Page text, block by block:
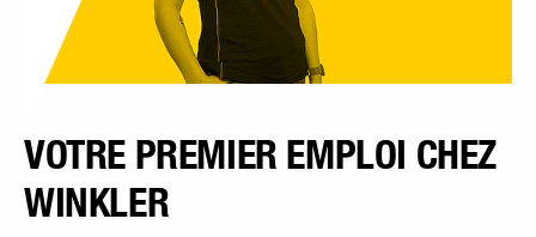
VOTRE PREMIER EMPLOI CHEZ
WINKLER